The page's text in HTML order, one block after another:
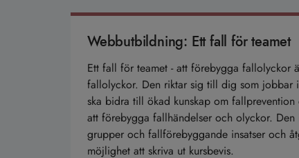
Webbutbildning: Ett fall för teamet
Ett fall för teamet - att förebygga fallolyckor
fallolyckor. Den riktar sig till dig som jobbar
ska bidra till ökad kunskap om
att förebygga fallhändelser och olyckor.
grupper och fallförebyggande insatser och
möjlighet att skriva ut kursbevis.